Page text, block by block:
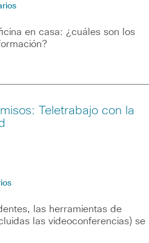
en casa: ¿cuáles son los
Teletrabajo con la
las herramientas de
las videoconferencias) se